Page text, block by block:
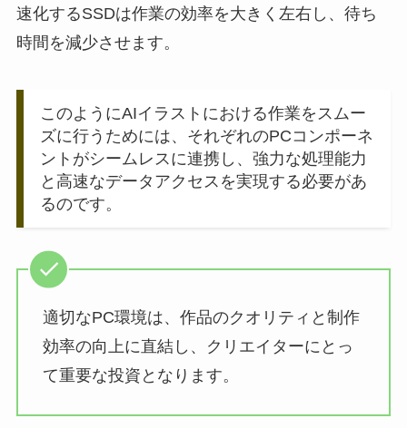
速化するSSDは作業の効率を大きく左右し、待ち
時間を減少させます。
このようにAIイラストにおける作業をスムー
ズに行うためには、それぞれのPCコンポーネ
ントがシームレスに連携し、強力な処理能力
と高速なデータアクセスを実現する必要があ
るのです。
適切なPC環境は、作品のクオリティと制作
効率の向上に直結し、クリエイターにとっ
て重要な投資となります。